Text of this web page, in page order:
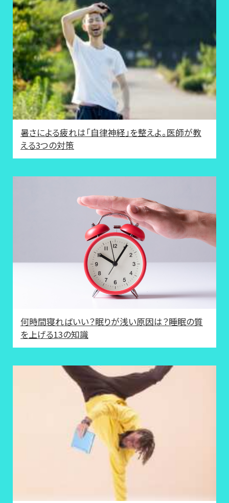
暑さによる疲れは「自律神経」を整えよ。医師が教
える3つの対策
何時間寝ればいい？眠りが浅い原因は？睡眠の質
を上げる13の知識